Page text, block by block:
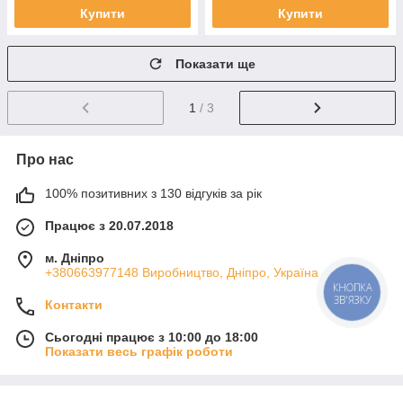
Купити Купити
Показати ще
1 / 3
Про нас
100% позитивних з 130 відгуків за рік
Працює з 20.07.2018
м. Дніпро
+380663977148 Виробництво, Дніпро, Україна
Контакти
Сьогодні працює з 10:00 до 18:00
Показати весь графік роботи
КНОПКА
ЗВ'ЯЗКУ